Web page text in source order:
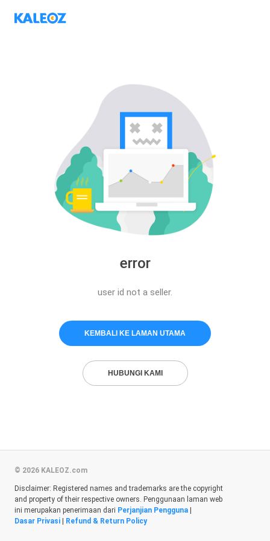
error
user id not a seller.
KEMBALI KE LAMAN UTAMA
HUBUNGI KAMI
© 2026 KALEOZ.com
Disclaimer: Registered names and trademarks are the copyright
and property of their respective owners. Penggunaan laman web
ini merupakan penerimaan dari Perjanjian Pengguna
Dasar Privasi
Refund & Return Policy